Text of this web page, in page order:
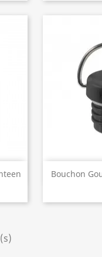
Bouchon
